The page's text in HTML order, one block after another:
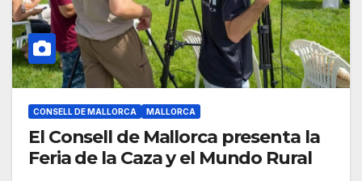
CONSELL DE MALLORCA MALLORCA
El Consell de Mallorca presenta la
Feria de la Caza y el Mundo Rural